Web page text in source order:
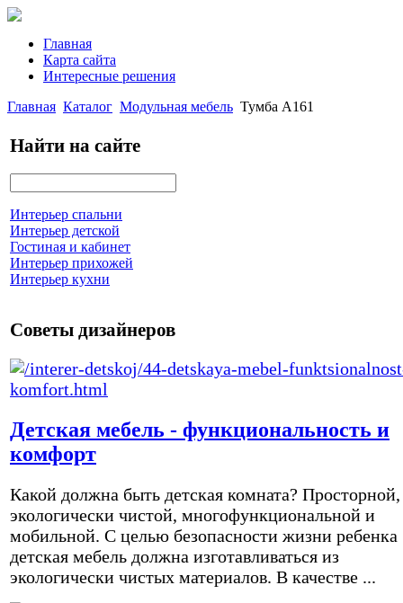
Главная
Карта сайта
Интересные решения
Главная Каталог Модульная мебель Тумба А161
Найти на сайте
Интерьер спальни
Интерьер детской
Гостиная и кабинет
Интерьер прихожей
Интерьер кухни
Советы дизайнеров
Детская мебель - функциональность и
комфорт
Какой должна быть детская комната? Просторной,
экологически чистой, многофункциональной и
мобильной. С целью безопасности жизни ребенка
детская мебель должна изготавливаться из
экологически чистых материалов. В качестве ...